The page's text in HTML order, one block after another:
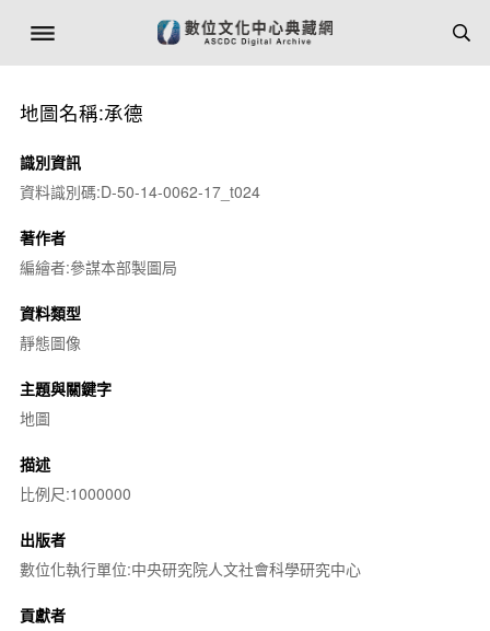
地圖名稱:承德
識別資訊
資料識別碼:D-50-14-0062-17_t024
著作者
編繪者:參謀本部製圖局
資料類型
靜態圖像
主題與關鍵字
地圖
描述
比例尺:1000000
出版者
數位化執行單位:中央研究院人文社會科學研究中心
貢獻者